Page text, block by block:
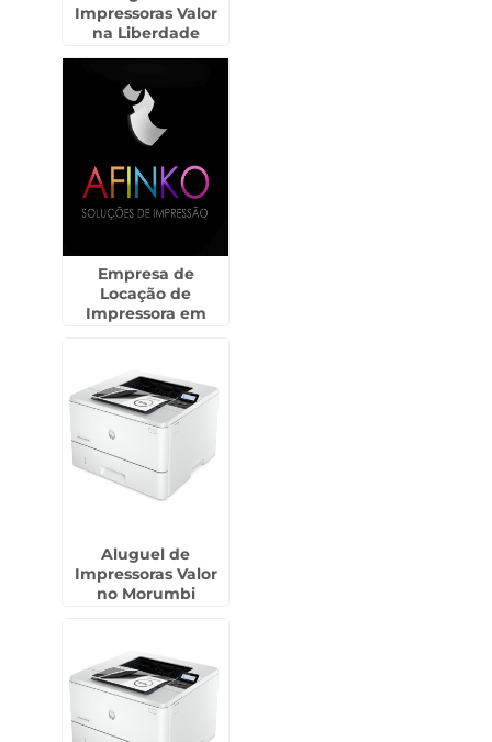
Impressoras Valor
na Liberdade
Empresa de
Locação de
Impressora em
Aluguel de
Impressoras Valor
no Morumbi